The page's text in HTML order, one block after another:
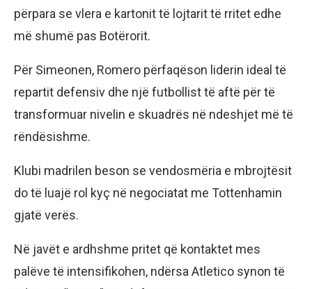
përpara se vlera e kartonit të lojtarit të rritet edhe
më shumë pas Botërorit.
Për Simeonen, Romero përfaqëson liderin ideal të
repartit defensiv dhe një futbollist të aftë për të
transformuar nivelin e skuadrës në ndeshjet më të
rëndësishme.
Klubi madrilen beson se vendosmëria e mbrojtësit
do të luajë rol kyç në negociatat me Tottenhamin
gjatë verës.
Në javët e ardhshme pritet që kontaktet mes
palëve të intensifikohen, ndërsa Atletico synon të